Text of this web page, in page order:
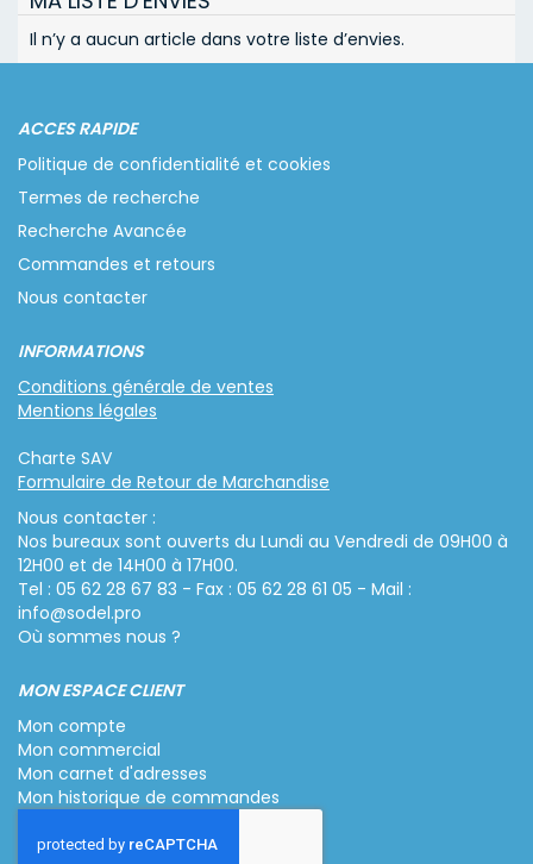
Il n’y a aucun article dans votre liste d’envies.
ACCES RAPIDE
Politique de confidentialité et cookies
Termes de recherche
Recherche Avancée
Commandes et retours
Nous contacter
INFORMATIONS
Conditions générale de ventes
Mentions légales
Charte SAV
Formulaire de Retour de Marchandise
Nous contacter :
Nos bureaux sont ouverts du Lundi au Vendredi de 09H00 à
12H00 et de 14H00 à 17H00.
Tel : 05 62 28 67 83 - Fax : 05 62 28 61 05 - Mail :
info@sodel.pro
Où sommes nous ?
MON ESPACE CLIENT
Mon compte
Mon commercial
Mon carnet d'adresses
Mon historique de commandes